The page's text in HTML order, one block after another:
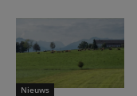
Nieuws